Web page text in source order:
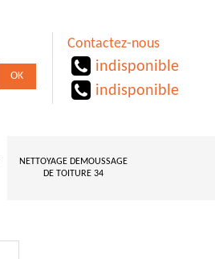
Contactez-nous
indisponible
indisponible
NETTOYAGE DEMOUSSAGE
DE TOITURE 34